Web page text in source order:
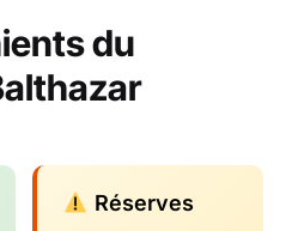
du
Réserves